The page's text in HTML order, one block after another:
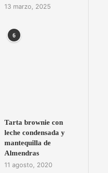
13 marzo, 2025
6
Tarta brownie con
leche condensada y
mantequilla de
Almendras
11 agosto, 2020